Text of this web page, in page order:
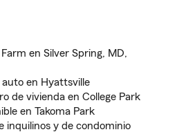
en Silver Spring, MD,
en Hyattsville
de vivienda en College Park
en Takoma Park
inquilinos y de condominio